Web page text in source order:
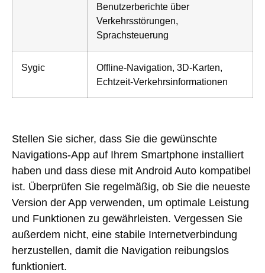
Benutzerberichte über
Verkehrsstörungen,
Sprachsteuerung
Sygic
Offline-Navigation, 3D-Karten,
Echtzeit-Verkehrsinformationen
Stellen Sie sicher, dass Sie die gewünschte
Navigations-App auf Ihrem Smartphone installiert
haben und dass diese mit Android Auto kompatibel
ist. Überprüfen Sie regelmäßig, ob Sie die neueste
Version der App verwenden, um optimale Leistung
und Funktionen zu gewährleisten. Vergessen Sie
außerdem nicht, eine stabile Internetverbindung
herzustellen, damit die Navigation reibungslos
funktioniert.